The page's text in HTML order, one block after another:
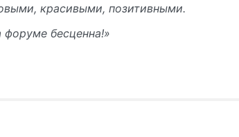
красивыми, позитивными.
бесценна!»